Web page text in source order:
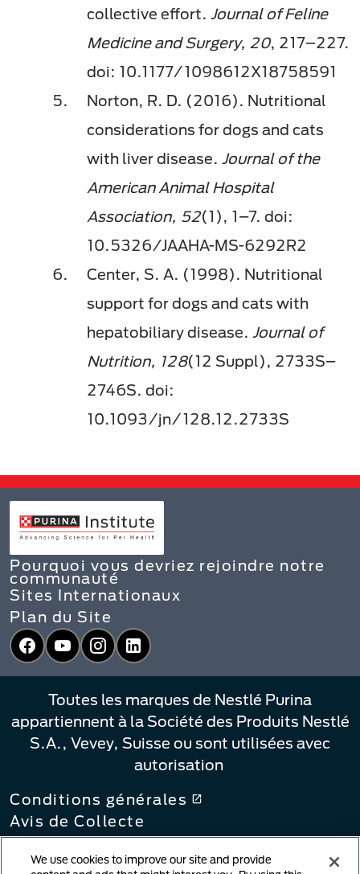
collective effort. Journal of Feline
Medicine and Surgery, 20, 217–227.
doi: 10.1177/1098612X18758591
Norton, R. D. (2016). Nutritional
considerations for dogs and cats
with liver disease. Journal of the
American Animal Hospital
Association, 52(1), 1–7. doi:
10.5326/JAAHA-MS-6292R2
Center, S. A. (1998). Nutritional
support for dogs and cats with
hepatobiliary disease. Journal of
Nutrition, 128(12 Suppl), 2733S–
2746S. doi:
10.1093/jn/128.12.2733S
Pourquoi vous devriez rejoindre notre
communauté
Sites Internationaux
Plan du Site
Facebook
YouTubeInstagram
LinkedIn
Toutes les marques de Nestlé Purina
appartiennent à la Société des Produits Nestlé
S.A., Vevey, Suisse ou sont utilisées avec
autorisation
Conditions générales
Avis de Collecte
Politique de confidentialité
Vos Choix de Confidentialité
We use cookies to improve our site and provide